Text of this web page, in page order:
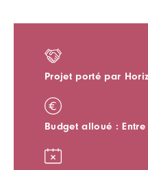
Projet porté par
Budget alloué :